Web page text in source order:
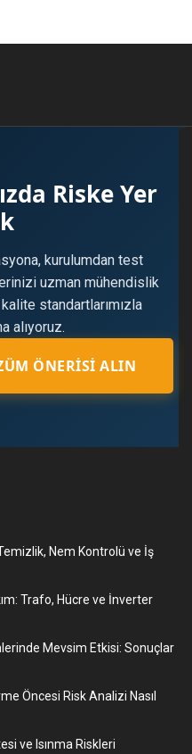
Riske Yer
kurulumdan test
uzman mühendislik
standartlarımızla
alıyoruz.
ÖNERISI ALIN
Nem Kontrolü ve İş
Trafo, Hücre ve İnverter
Mevsim Etkisi: Sonuçlar
Öncesi Risk Analizi Nasıl
ve Isınma Riskleri